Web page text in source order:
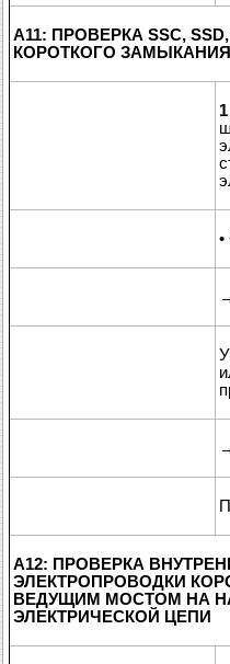
A11: ПРОВЕРКА SSC,
КОРОТКОГО
1
A12: ПРОВЕРКА
ЭЛЕКТРОПРОВОДКИ
ВЕДУЩИМ МОСТОМ НА
ЭЛЕКТРИЧЕСКОЙ ЦЕПИ